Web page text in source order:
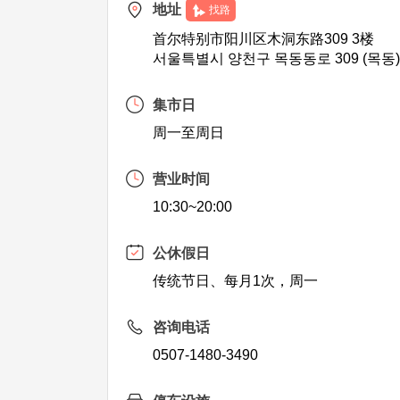
地址 找路
首尔特别市阳川区木洞东路309 3楼
서울특별시 양천구 목동동로 309 (목동
集市日
周一至周日
营业时间
10:30~20:00
公休假日
传统节日、每月1次，周一
咨询电话
0507-1480-3490